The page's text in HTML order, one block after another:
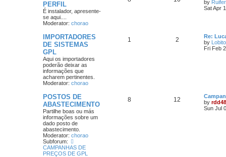
PERFIL
É instalador, apresente-
se aqui....
Moderator: chorao
by
Sat Apr
IMPORTADORES
DE SISTEMAS
GPL
Aqui os importadores
poderão deixar as
informações que
acharem pertinentes.
Moderator: chorao
1 2
Re:
by Lobito
Fri Feb
POSTOS DE
ABASTECIMENTO
Partilhe boas ou más
informações sobre um
dado posto de
abastecimento.
Moderator: chorao
Subforum:
CAMPANHAS DE
PREÇOS DE GPL
8 12
by
Sun Jul